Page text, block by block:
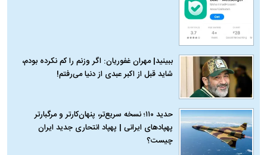
ببینید| مهران غفوریان: اگر وزنم را کم نکرده بودم،
شاید قبل از اکبر عبدی از دنیا می‌رفتم!
حدید ۱۱۰؛ نسخه سریع‌تر، پنهان‌کارتر و مرگبارتر
پهپادهای ایرانی | پهپاد انتحاری جدید ایران
چیست؟